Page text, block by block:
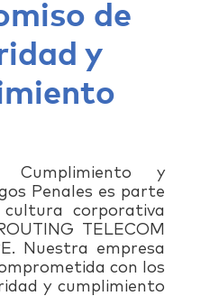
de
y
y
Penales es parte
corporativa
TELECOM
Nuestra empresa
con los
y cumplimiento